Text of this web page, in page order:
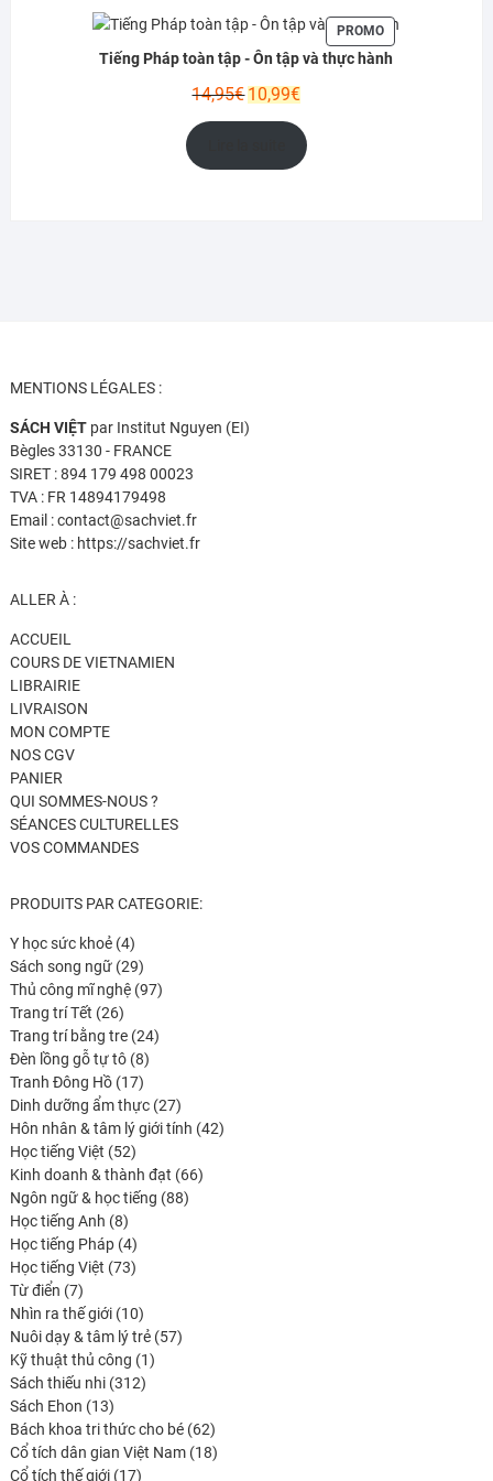
PROMOPRODUIT
EN
Tiếng Pháp toàn tập - Ôn tập và thực hành
14,95€Le
10,99€Le
actuel
est :
MENTIONS LÉGALES :
SÁCH VIỆTpar Institut Nguyen (EI)
Bègles 33130 - FRANCE
SIRET : 894 179 498 00023
TVA : FR 14894179498
Email : contact@sachviet.fr
Site web : https://sachviet.fr
ALLER À :
ACCUEIL
COURS DE VIETNAMIEN
LIBRAIRIE
LIVRAISON
MON COMPTE
NOS CGV
PANIER
QUI SOMMES-NOUS ?
SÉANCES CULTURELLES
VOS COMMANDES
PRODUITS PAR CATEGORIE:
Y học sức khoẻ 44
produits
Sách song ngữ 2929
produits
Thủ công mĩ nghệ 9797
Trang trí Tết 2626
produits
Trang trí bằng tre 2424
Đèn lồng gỗ tự tô 88
produits
Tranh Đông Hồ 1717
produits
Dinh dưỡng ẩm thực 2727
produits
Hôn nhân & tâm lý giới tính 4242
Học tiếng Việt 5252
produits
Kinh doanh & thành đạt 6666
Ngôn ngữ & học tiếng 8888
Học tiếng Anh 88
produits
Học tiếng Pháp 44
produits
Học tiếng Việt 7373
Từ điển 77
produits
Nhìn ra thế giới 1010
produits
Nuôi dạy & tâm lý trẻ 5757
Kỹ thuật thủ công 11
Sách thiếu nhi 312312
Sách Ehon 1313
produits
Bách khoa tri thức cho bé 6262
produits
Cổ tích dân gian Việt Nam 1818
Cổ tích thế giới 1717